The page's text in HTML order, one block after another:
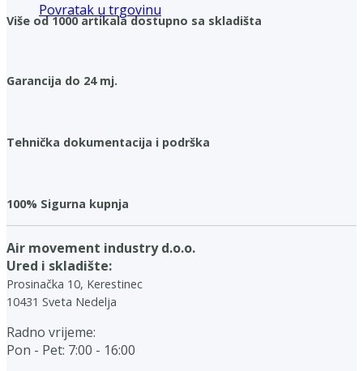
Povratak u trgovinu
Više od 1000 artikala dostupno sa skladišta
Garancija do 24 mj.
Tehnička dokumentacija i podrška
100% Sigurna kupnja
Air movement industry d.o.o.
Ured i skladište:
Prosinačka 10, Kerestinec
10431 Sveta Nedelja
Radno vrijeme:
Pon - Pet: 7:00 - 16:00